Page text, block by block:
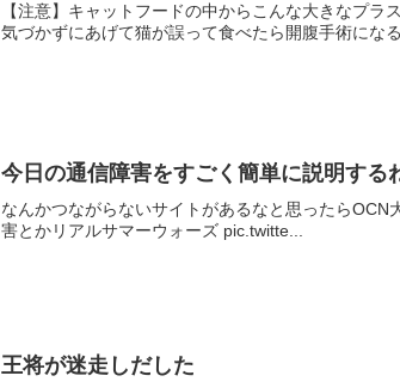
【注意】キャットフードの中からこんな大きなプ
気づかずにあげて猫が誤って食べたら開腹手術にな
今日の通信障害をすごく簡単に説明する
なんかつながらないサイトがあるなと思ったら
害とかリアルサマーウォーズ pic.twitte...
王将が迷走しだした